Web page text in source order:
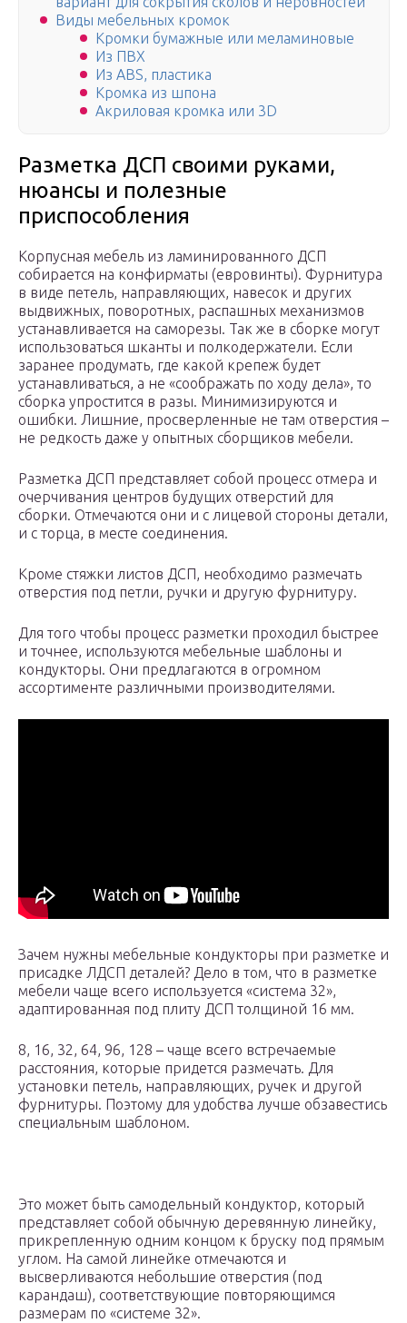
Виды мебельных кромок
Кромки бумажные или меламиновые
Из ПВХ
Из ABS, пластика
Кромка из шпона
Акриловая кромка или 3D
Разметка ДСП своими руками,
нюансы и полезные
приспособления
Корпусная мебель из ламинированного ДСП
собирается на конфирматы (евровинты). Фурнитура
в виде петель, направляющих, навесок и других
выдвижных, поворотных, распашных механизмов
устанавливается на саморезы. Так же в сборке могут
использоваться шканты и полкодержатели. Если
заранее продумать, где какой крепеж будет
устанавливаться, а не «соображать по ходу дела», то
сборка упростится в разы. Минимизируются и
ошибки. Лишние, просверленные не там отверстия –
не редкость даже у опытных сборщиков мебели.
Разметка ДСП представляет собой процесс отмера и
очерчивания центров будущих отверстий для
сборки. Отмечаются они и с лицевой стороны детали,
и с торца, в месте соединения.
Кроме стяжки листов ДСП, необходимо размечать
отверстия под петли, ручки и другую фурнитуру.
Для того чтобы процесс разметки проходил быстрее
и точнее, используются мебельные шаблоны и
кондукторы. Они предлагаются в огромном
ассортименте различными производителями.
Зачем нужны мебельные кондукторы при разметке и
присадке ЛДСП деталей? Дело в том, что в разметке
мебели чаще всего используется «система 32»,
адаптированная под плиту ДСП толщиной 16 мм.
8, 16, 32, 64, 96, 128 – чаще всего встречаемые
расстояния, которые придется размечать. Для
установки петель, направляющих, ручек и другой
фурнитуры. Поэтому для удобства лучше обзавестись
специальным шаблоном.
Это может быть самодельный кондуктор, который
представляет собой обычную деревянную линейку,
прикрепленную одним концом к бруску под прямым
углом. На самой линейке отмечаются и
высверливаются небольшие отверстия (под
карандаш), соответствующие повторяющимся
размерам по «системе 32».